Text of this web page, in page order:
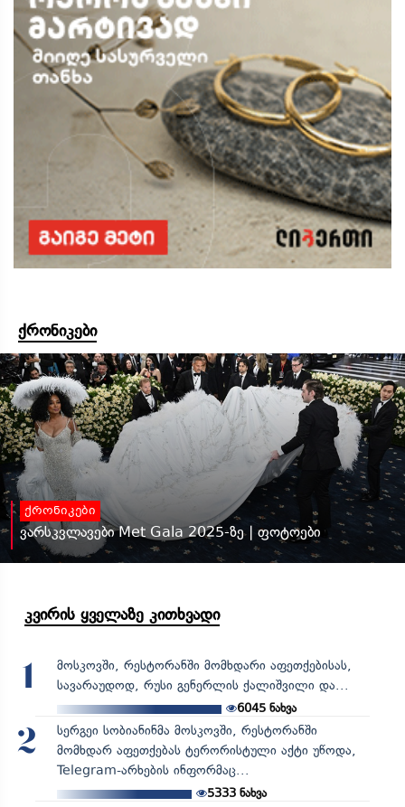
ქრონიკები
ქრონიკები
ვარსკვლავები Met Gala 2025-ზე | ფოტოები
კვირის ყველაზე კითხვადი
1
მოსკოვში, რესტორანში მომხდარი აფეთქებისას,
სავარაუდოდ, რუსი გენერლის ქალიშვილი და...
6045 ნახვა
2
სერგეი სობიანინმა მოსკოვში, რესტორანში
მომხდარ აფეთქებას ტერორისტული აქტი უწოდა,
Telegram-არხების ინფორმაც...
5333ნახვა